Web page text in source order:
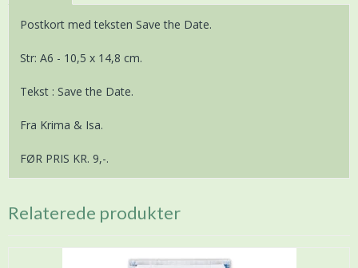
Postkort med teksten Save the Date.
Str: A6 - 10,5 x 14,8 cm.
Tekst : Save the Date.
Fra Krima & Isa.
FØR PRIS KR. 9,-.
Relaterede produkter